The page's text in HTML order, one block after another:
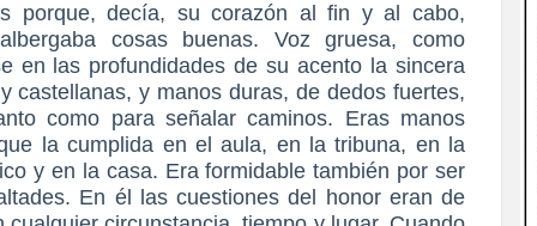
porque, decía, su corazón al fin y al cabo,
cosas buenas. Voz gruesa, como
en las profundidades de su acento la sincera
castellanas, y manos duras, de dedos fuertes,
como para señalar caminos. Eras manos
la cumplida en el aula, en la tribuna, en la
y en la casa. Era formidable también por ser
En él las cuestiones del honor eran de